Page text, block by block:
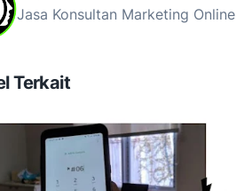
Jasa Konsultan Marketing Online
Terkait